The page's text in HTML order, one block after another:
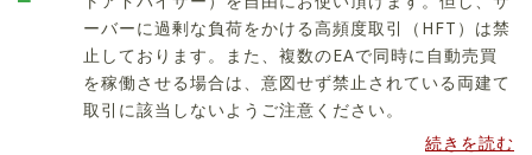
ーバーに過剰な負荷をかける高頻度取引（HFT）は禁
止しております。また、複数のEAで同時に自動売買
を稼働させる場合は、意図せず禁止されている両建て
取引に該当しないようご注意ください。
続きを読む